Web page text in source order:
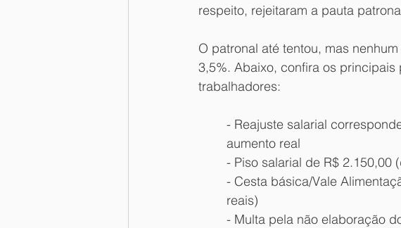
respeito, rejeitaram a pauta
O patronal até tentou, mas
3,5%. Abaixo, confira os
trabalhadores:
- Reajuste salarial
aumento real
- Piso salarial de R$ 2.150,00
- Cesta básica/Vale
reais)
- Multa pela não elaboração